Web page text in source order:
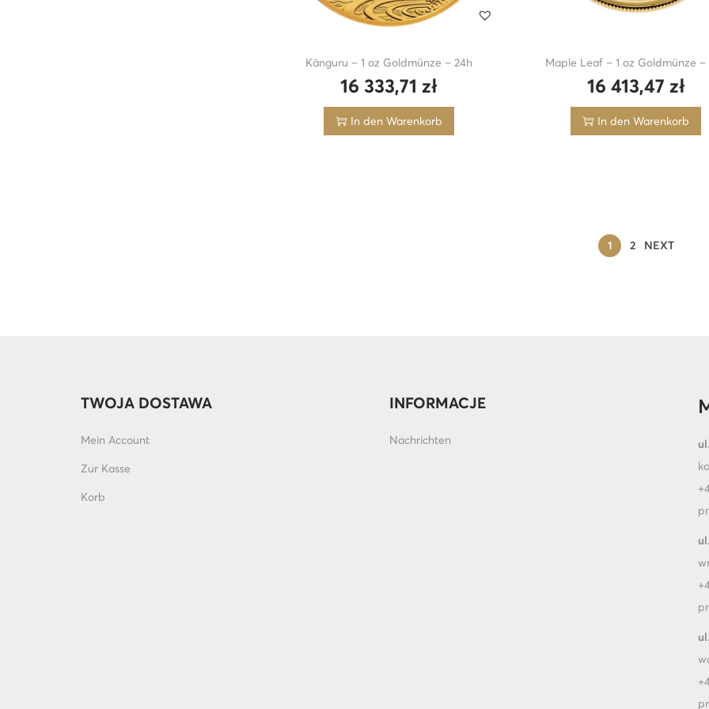
Känguru – 1 oz Goldmünze – 24h
16 333,71zł
In den Warenkorb
Maple Leaf – 1 oz Goldmünze –
16 413,47 zł
In den Warenkorb
1 2 NEXT
TWOJA DOSTAWA
Mein Account
Zur Kasse
Korb
INFORMACJE
Nachrichten